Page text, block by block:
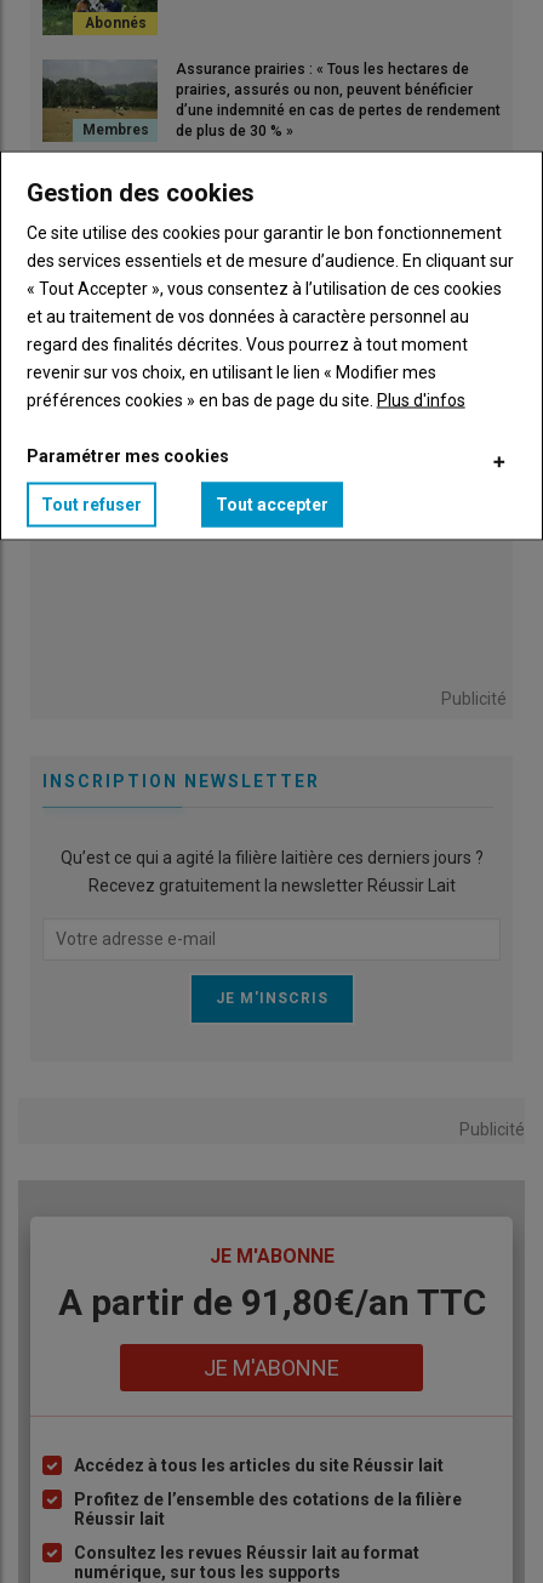
Assurance prairies : « Tous les hectares de
prairies, assurés ou non, peuvent bénéficier
d’une indemnité en cas de pertes de rendement
de plus de 30 % »
« Nous faisons pâturer nos vaches en deux lots
en traite robotisée », en Loire-Atlantique
Maïs fourrage : quelles recommandations pour
ensiler maintenant les maïs desséchés par les
Publicité
INSCRIPTION NEWSLETTER
Qu’est ce qui a agité la filière laitière ces derniers jours ?
Recevez gratuitement la newsletter Réussir Lait
Publicité
JE M'ABONNE
Body
A partir de 91,80€/an​ TTC
JE M'ABONNE
Liste
à
puce
Accédez à tous les articles du site Réussir lait
Profitez de l’ensemble des cotations de la filière
Réussir lait
Consultez les revues Réussir lait au format
numérique, sur tous les supports
Gestion des cookies
Ce site utilise des cookies pour garantir le bon fonctionnement
des services essentiels et de mesure d’audience. En cliquant sur
« Tout Accepter », vous consentez à l’utilisation de ces cookies
et au traitement de vos données à caractère personnel au
regard des finalités décrites. Vous pourrez à tout moment
revenir sur vos choix, en utilisant le lien « Modifier mes
préférences cookies » en bas de page du site. Plus d'infos
Paramétrer mes cookies
Tout refuser Tout accepter